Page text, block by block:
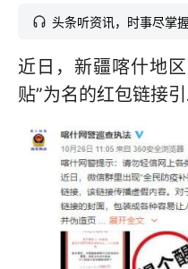
头条听资讯，时事尽掌握
近日，新疆喀什地
贴”为名的红包链接引